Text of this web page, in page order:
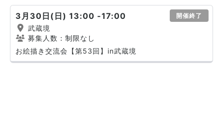
3月30日(日) 13:00 -17:00 開催終了
武蔵境
募集人数：制限なし
お絵描き交流会【第53回】in武蔵境